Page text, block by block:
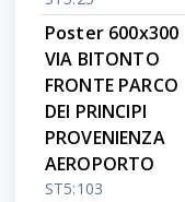
Poster 600x300
VIA BITONTO
FRONTE PARCO
DEI PRINCIPI
PROVENIENZA
AEROPORTO
ST5:103